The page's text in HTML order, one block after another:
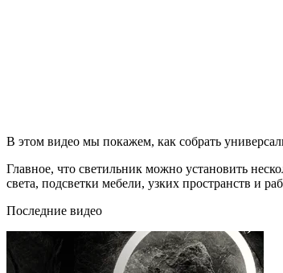
В этом видео мы покажем, как собрать
Главное, что светильник можно установить
света, подсветки мебели, узких пространств и
Последние видео